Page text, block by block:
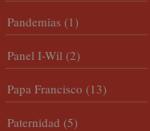
Pandemias (1)
Panel I-Wil (2)
Papa Francisco (13)
Paternidad (5)